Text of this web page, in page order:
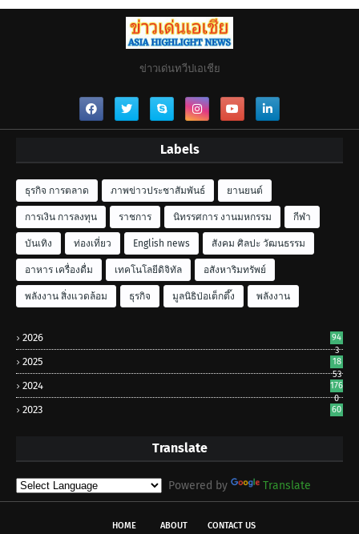
ข่าวเด่นทวีปเอเชีย
Labels
ธุรกิจ การตลาด ภาพข่าวประชาสัมพันธ์ ยานยนต์
การเงิน การลงทุน ราชการ นิทรรศการ งานมหกรรม กีฬา
บันเทิง ท่องเที่ยว English news สังคม ศิลปะ วัฒนธรรม
อาหาร เครื่องดื่ม เทคโนโลยีดิจิทัล อสังหาริมทรัพย์
พลังงาน สิ่งแวดล้อม ธุรกิจ มูลนิธิป่อเต็กตึ๊ง พลังงาน
2026
94
3
2025
18
53
2024
176
0
2023 60
Translate
Powered by Translate
HOME ABOUT CONTACT US